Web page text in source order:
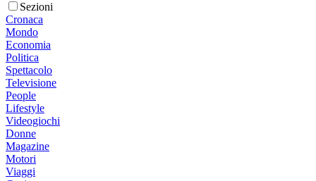
Sezioni
Cronaca
Mondo
Economia
Politica
Spettacolo
Televisione
People
Lifestyle
Videogiochi
Donne
Magazine
Motori
Viaggi